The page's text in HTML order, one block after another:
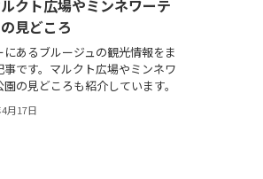
クト広場やミンネワーテ
見どころ
にあるブルージュの観光情報をま
事です。マルクト広場やミンネワ
の見どころも紹介しています。
月17日